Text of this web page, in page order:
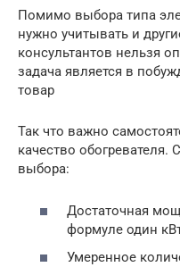
Помимо выбора типа
нужно учитывать и
консультантов нельзя
задача является в
товар
Так что важно
качество обогревателя.
выбора:
Достаточная
формуле один
Умеренное